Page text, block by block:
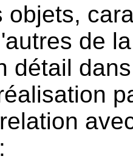
objets,
de
détail